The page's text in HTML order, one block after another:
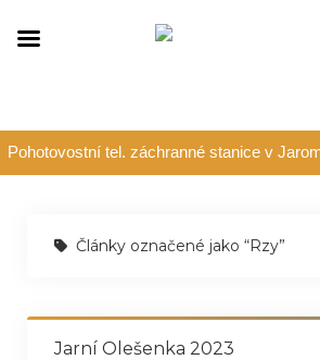
Pohotovostní tel. záchranné stanice v
Články označené jako “Rzy”
Jarní Olešenka 2023